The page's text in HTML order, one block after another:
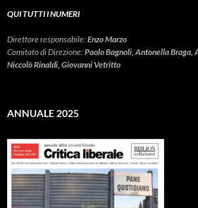
QUI TUTTI I NUMERI
Direttore responsabile:Enzo Marzo
Comitato di Direzione:Paolo Bagnoli, Antonella Braga,
Niccolò Rinaldi, Giovanni Vetritto
ANNUALE 2025